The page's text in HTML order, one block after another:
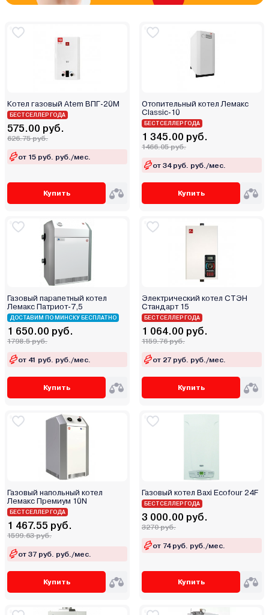
Котел газовый Atem ВПГ-20М
БЕСТСЕЛЛЕР ГОДА
575.00 руб.
626.75 руб.
от 15 руб. руб./мес.
Купить
Отопительный котел Лемакс
Classic-10
БЕСТСЕЛЛЕР ГОДА
1 345.00 руб.
1466.05 руб.
от 34 руб. руб./мес.
Купить
Газовый парапетный котел
Лемакс Патриот-7,5
ДОСТАВИМ ПО МИНСКУ БЕСПЛАТНО
1 650.00 руб.
1798.5 руб.
от 41 руб. руб./мес.
Купить
Электрический котел СТЭН
Стандарт 15
БЕСТСЕЛЛЕР ГОДА
1 064.00 руб.
1159.76 руб.
от 27 руб. руб./мес.
Купить
Газовый напольный котел
Лемакс Премиум 10N
БЕСТСЕЛЛЕР ГОДА
1 467.55 руб.
1599.63 руб.
от 37 руб. руб./мес.
Купить
Газовый котел Baxi Ecofour 24F
БЕСТСЕЛЛЕР ГОДА
3 000.00 руб.
3270 руб.
от 74 руб. руб./мес.
Купить